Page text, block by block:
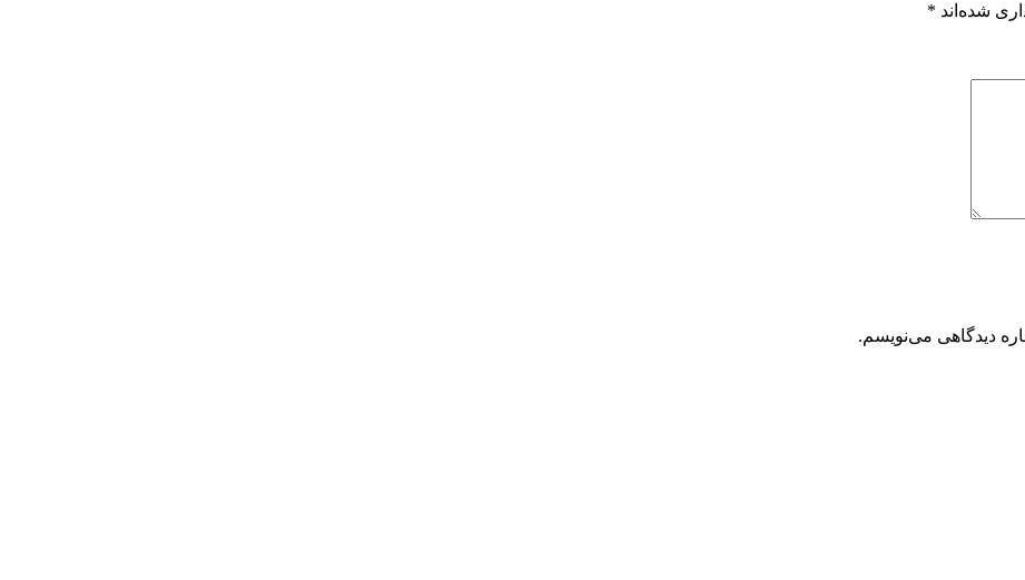
شده‌اند *
دیدگاهی می‌نویسم.